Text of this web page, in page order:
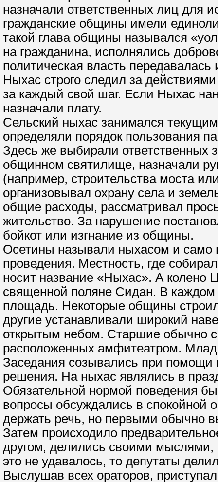
назначали ответственных лиц для
гражданские общины имели
такой глава общины назывался
на гражданина, исполнялись
политическая власть
Ныхас строго следил за
за каждый свой шаг. Если Ныхас
назначали плату.
Сельский ныхас занимался
определяли порядок пользования
Здесь же выбирали ответственных
общинном святилище, назначали
(например, строительства моста
организовывал охрану села и
общие расходы, рассматривал
жительство. За нарушение
бойкот или изгнание из общины.
Осетины называли ныхасом и само
проведения. Местность, где
носит название «Ныхас». А колено
священной поляне Сидан. В
площадь. Некоторые общины
другие устанавливали широкий
открытым небом. Старшие обычно
расположенных амфитеатром.
Заседания созывались при помощи
решения. На ныхас являлись в
Обязательной нормой поведения
вопросы обсуждались в спокойной
держать речь, но первыми обычно
Затем происходило
другом, делились своими
это не удавалось, то депутаты
Выслушав всех ораторов,